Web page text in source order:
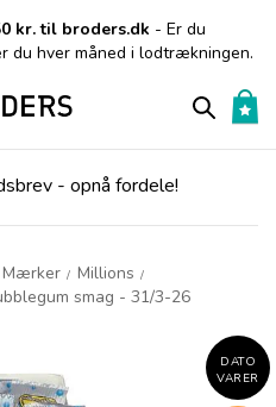
kr. til broders.dk - Er du
du hver måned i lodtrækningen.
- opnå fordele!
Mærker / Millions /
smag - 31/3-26
DATO
VARER